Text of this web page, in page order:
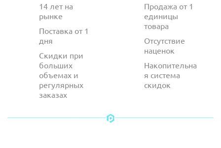
14 лет на
рынке
Поставка от 1
дня
Скидки при
больших
объемах и
регулярных
заказах
Продажа от 1
единицы
товара
Отсутствие
наценок
Накопительна
я система
скидок